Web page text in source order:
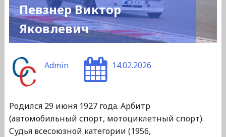
Певзнер Виктор
Яковлевич
Admin 14.02.2026
Родился 29 июня 1927 года. Арбитр
(автомобильный спорт, мотоциклетный спорт).
Судья всесоюзной категории (1956,